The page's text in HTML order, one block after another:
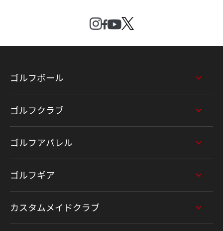
ゴルフボール
ゴルフクラブ
ゴルフアパレル
ゴルフギア
カスタムメイドクラブ